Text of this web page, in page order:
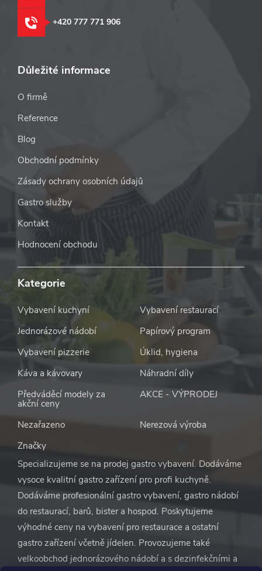
+420 777 771 906
Důležité informace
O firmě
Reference
Blog
Obchodní podmínky
Zásady ochrany osobních údajů
Gastro služby
Kontakt
Hodnocení obchodu
Kategorie
Vybavení kuchyní
Vybavení restaurací
Jednorázové nádobí
Papírový program
Vybavení pizzerie
Úklid, hygiena
Káva a kávovary
Náhradní díly
Předváděcí modely za
akční ceny
AKCE - VÝPRODEJ
Nezařazeno
Nerezová výroba
Značky
Specializujeme se na prodej gastro vybavení. Dodáváme
vysoce kvalitní gastro zařízení pro profi kuchyně.
Dodáváme profesionální gastro vybavení, gastro nádobí
do restaurací, barů, bister a hospod. Poskytujeme
výhodné ceny na vybavení pro restaurace a ostatní
gastro zařízení včetně jídelen. Provozujeme také
velkoobchod jednorázového nádobí a s dezinfekčními a